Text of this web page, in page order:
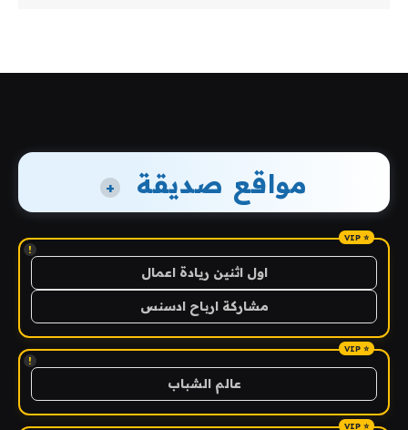
مواقع صديقة +
!
اول اثنين ريادة اعمال
مشاركة ارباح ادسنس
!
عالم الشباب